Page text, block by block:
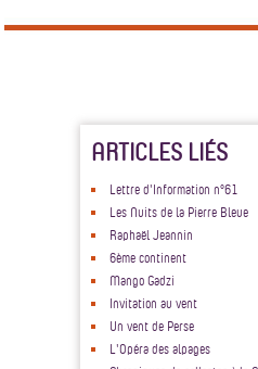
ARTICLES LIÉS
Lettre d'Information n°61
Les Nuits de la Pierre Bleue
Raphaël Jeannin
6ème continent
Mango Gadzi
Invitation au vent
Un vent de Perse
L'Opéra des alpages